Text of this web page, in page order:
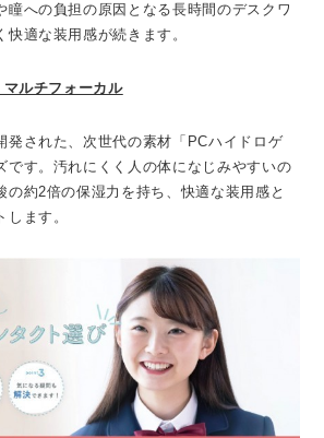
瞳への負担の原因となる長時間のデスクワ
適な装用感が続きます。
ルチフォーカル
発された、次世代の素材「PCハイドロゲ
です。汚れにくく人の体になじみやすいの
の約2倍の保湿力を持ち、快適な装用感と
ます。